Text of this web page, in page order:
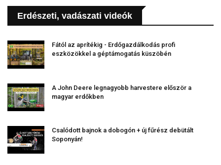
Erdészeti, vadászati videók
Fától az aprítékig - Erdőgazdálkodás profi
eszközökkel a géptámogatás küszöbén
A John Deere legnagyobb harvestere először a
magyar erdőkben
Csalódott bajnok a dobogón + új fűrész debütált
Soponyán!